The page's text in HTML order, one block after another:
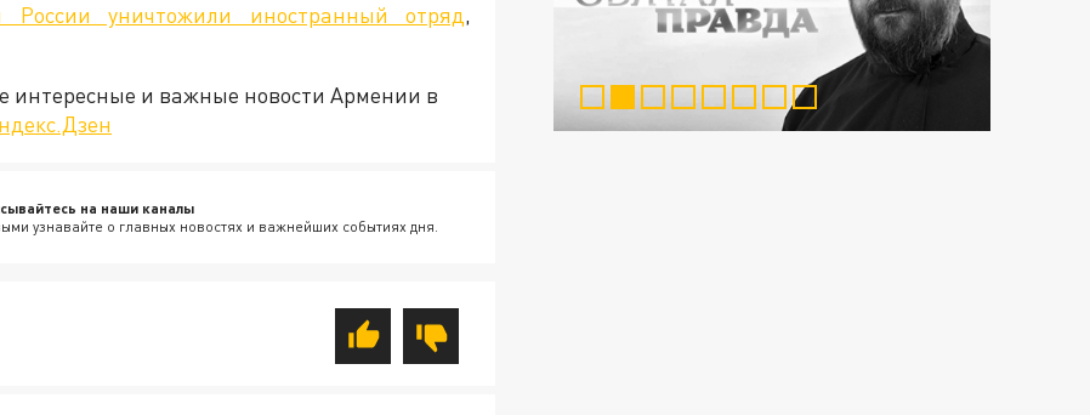
России уничтожили иностранный отряд,
интересные и важные новости Армении в
на наши каналы
узнавайте о главных новостях и важнейших событиях дня.